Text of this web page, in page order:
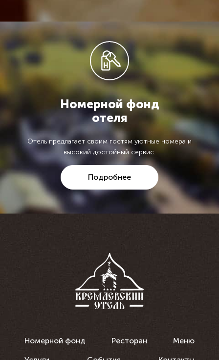
Номерной фонд
отеля
Отель предлагает своим гостям уютные номера и
высокий достойный сервис.
Подробнее
Номерной фонд Ресторан Меню